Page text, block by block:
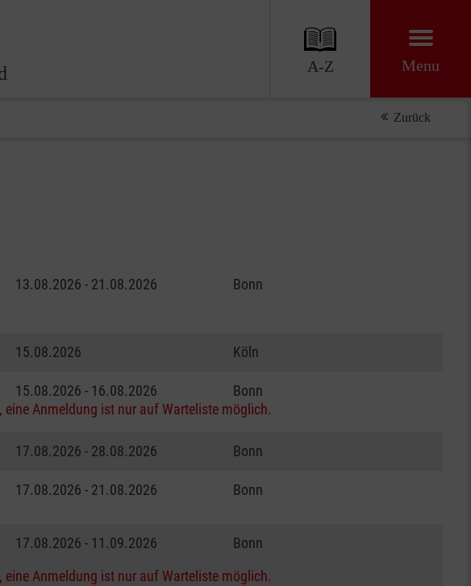
A-Z Menu
Zurück
13.08.2026 - 21.08.2026 Bonn
15.08.2026 Köln
15.08.2026 - 16.08.2026
Bonn
Anmeldung ist nur auf Warteliste möglich.
17.08.2026 - 28.08.2026 Bonn
17.08.2026 - 21.08.2026 Bonn
17.08.2026 - 11.09.2026
Bonn
Anmeldung ist nur auf Warteliste möglich.